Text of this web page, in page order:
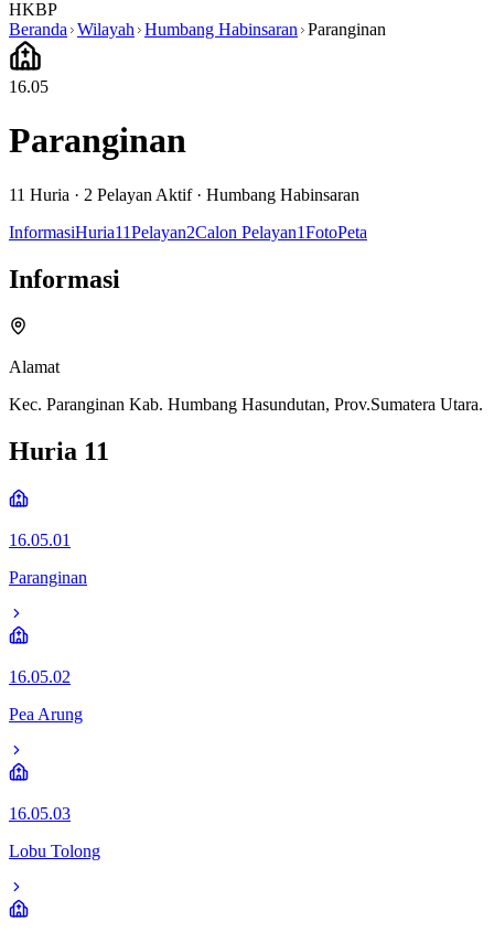
HKBP
Beranda Wilayah Humbang Habinsaran Paranginan
16.05
Paranginan
11 Huria · 2 Pelayan Aktif· Humbang Habinsaran
InformasiHuria11Pelayan2Calon Pelayan1FotoPeta
Informasi
Alamat
Kec. Paranginan Kab. Humbang Hasundutan, Prov.Sumatera Utara.
Huria 11
16.05.01
Paranginan
16.05.02
Pea Arung
16.05.03
Lobu Tolong